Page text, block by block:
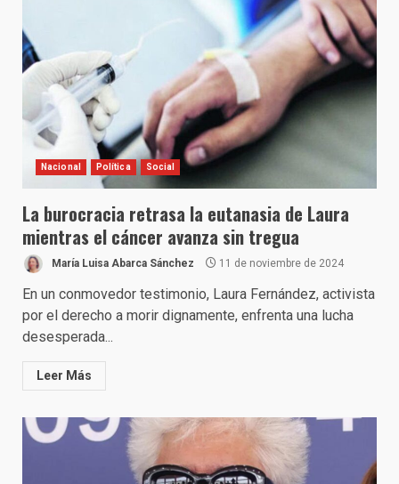
Nacional Política Social
La burocracia retrasa la eutanasia de Laura
mientras el cáncer avanza sin tregua
María Luisa Abarca Sánchez 11 de noviembre de 2024
En un conmovedor testimonio, Laura Fernández, activista
por el derecho a morir dignamente, enfrenta una lucha
desesperada...
Leer Más